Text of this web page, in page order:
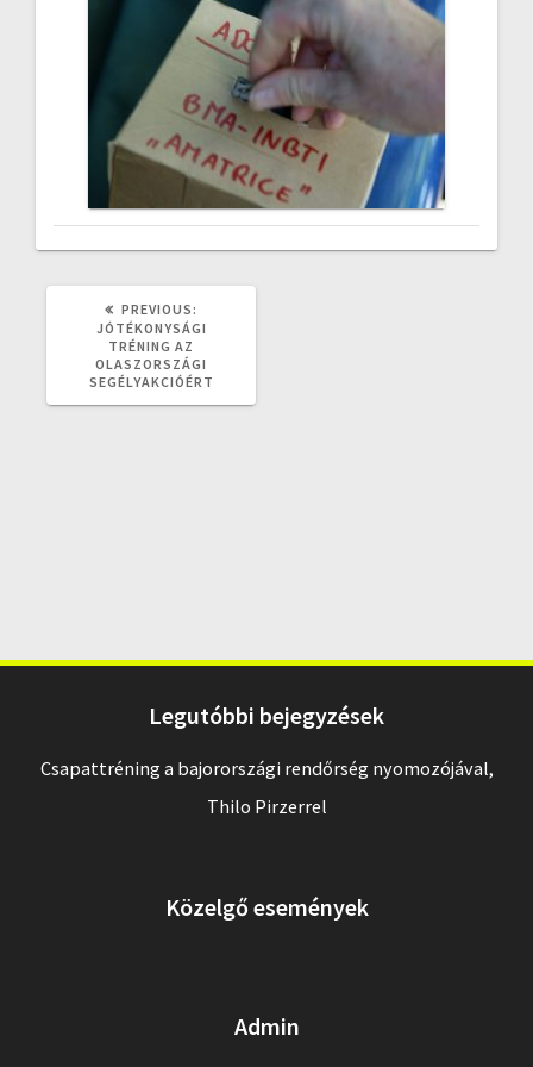
PREVIOUS:
POST:
JÓTÉKONYSÁGI
TRÉNING AZ
OLASZORSZÁGI
SEGÉLYAKCIÓÉRT
Legutóbbi bejegyzések
Csapattréning a bajorországi rendőrség nyomozójával,
Thilo Pirzerrel
Közelgő események
Admin